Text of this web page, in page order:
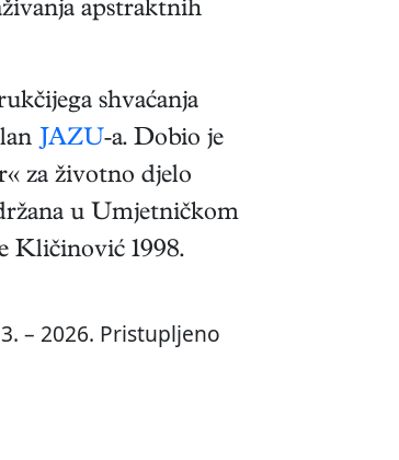
apstraktnih
shvaćanja
JAZU-a. Dobio je
za životno djelo
u Umjetničkom
Kličinović 1998.
– 2026. Pristupljeno